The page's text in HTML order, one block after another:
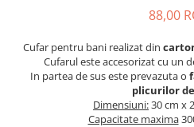
Baloane & decoratiuni BOTEZ
88,00
Cufar pentru bani realizat din
Cufarul este accesorizat cu un
In partea de sus este prevazuta o
plicurilor
Dimensiuni:30 cm x
Capacitate maxima